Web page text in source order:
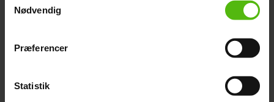
tilbage eller ændre indstillinger fra vores
"Cookiedeklaration", eller ved at trykke på "Privacy
Vi ønsker dit samtykke til at indsamle og bruge data for
Nødvendig
Præferencer
Statistik
GODT NYTÅR, Guys! Xx Sy Lee #TVShow #Celebrity
Et opslag delt af (@syleestarlight) den